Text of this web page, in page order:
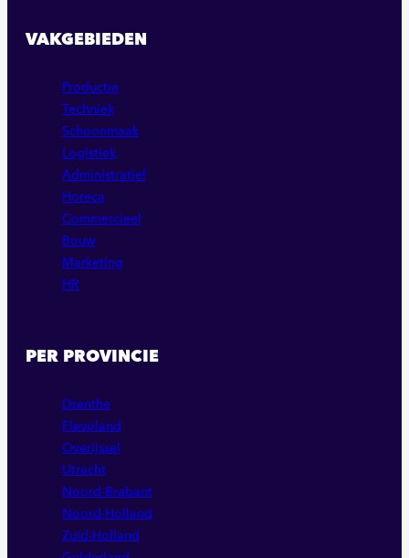
VAKGEBIEDEN
Productie
Techniek
Schoonmaak
Logistiek
Administratief
Horeca
Commercieel
Bouw
Marketing
HR
PER PROVINCIE
Drenthe
Flevoland
Overijssel
Utrecht
Noord-Brabant
Noord-Holland
Zuid-Holland